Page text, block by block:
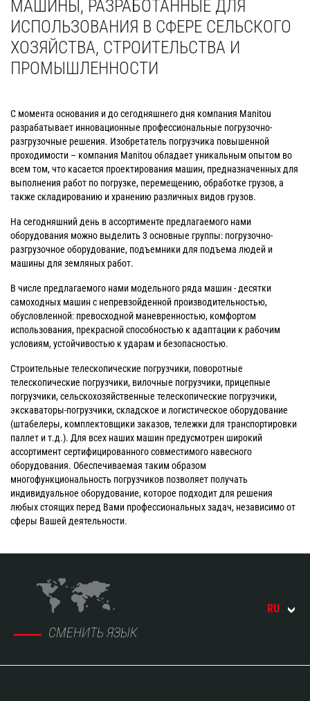
МАШИНЫ, РАЗРАБОТАННЫЕ ДЛЯ
ИСПОЛЬЗОВАНИЯ В СФЕРЕ СЕЛЬСКОГО
ХОЗЯЙСТВА, СТРОИТЕЛЬСТВА И
ПРОМЫШЛЕННОСТИ
С момента основания и до сегодняшнего дня компания Manitou
разрабатывает инновационные профессиональные погрузочно-
разгрузочные решения. Изобретатель погрузчика повышенной
проходимости – компания Manitou обладает уникальным опытом во
всем том, что касается проектирования машин, предназначенных для
выполнения работ по погрузке, перемещению, обработке грузов, а
также складированию и хранению различных видов грузов.
На сегодняшний день в ассортименте предлагаемого нами
оборудования можно выделить 3 основные группы: погрузочно-
разгрузочное оборудование, подъемники для подъема людей и
машины для земляных работ.
В числе предлагаемого нами модельного ряда машин - десятки
самоходных машин с непревзойденной производительностью,
обусловленной: превосходной маневренностью, комфортом
использования, прекрасной способностью к адаптации к рабочим
условиям, устойчивостью к ударам и безопасностью.
Строительные телескопические погрузчики, поворотные
телескопические погрузчики, вилочные погрузчики, прицепные
погрузчики, сельскохозяйственные телескопические погрузчики,
экскаваторы-погрузчики, складское и логистическое оборудование
(штабелеры, комплектовщики заказов, тележки для транспортировки
паллет и т.д.). Для всех наших машин предусмотрен широкий
ассортимент сертифицированного совместимого навесного
оборудования. Обеспечиваемая таким образом
многофункциональность погрузчиков позволяет получать
индивидуальное оборудование, которое подходит для решения
любых стоящих перед Вами профессиональных задач, независимо от
сферы Вашей деятельности.
СМЕНИТЬ ЯЗЫК
RU